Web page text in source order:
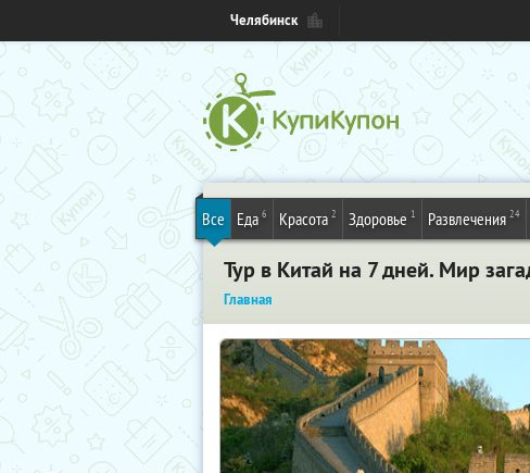
Челябинск
Все Еда 6 Красота 2 Здоровье 1 Развлечения 24
Тур в Китай на 7 дней. Мир
Главная